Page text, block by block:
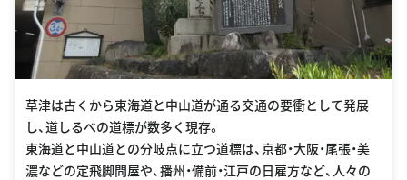
草津は古くから東海道と中山道が通る交通の要衝として発展
し、道しるべの道標が数多く現存。
東海道と中山道との分岐点に立つ道標は、京都・大阪・尾張・美
濃などの定飛脚問屋や、播州・備前・江戸の日雇方など、人々の